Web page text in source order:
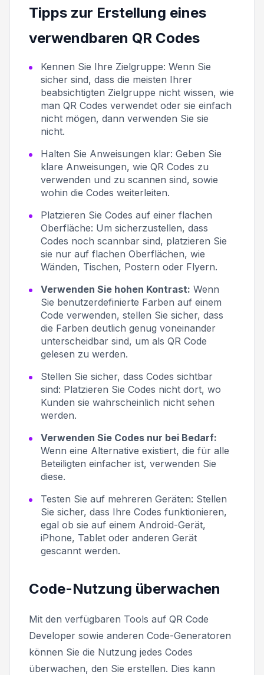
Tipps zur Erstellung eines
verwendbaren QR Codes
Kennen Sie Ihre Zielgruppe: Wenn Sie
sicher sind, dass die meisten Ihrer
beabsichtigten Zielgruppe nicht wissen, wie
man QR Codes verwendet oder sie einfach
nicht mögen, dann verwenden Sie sie
nicht.
Halten Sie Anweisungen klar: Geben Sie
klare Anweisungen, wie QR Codes zu
verwenden und zu scannen sind, sowie
wohin die Codes weiterleiten.
Platzieren Sie Codes auf einer flachen
Oberfläche: Um sicherzustellen, dass
Codes noch scannbar sind, platzieren Sie
sie nur auf flachen Oberflächen, wie
Wänden, Tischen, Postern oder Flyern.
Verwenden Sie hohen Kontrast: Wenn
Sie benutzerdefinierte Farben auf einem
Code verwenden, stellen Sie sicher, dass
die Farben deutlich genug voneinander
unterscheidbar sind, um als QR Code
gelesen zu werden.
Stellen Sie sicher, dass Codes sichtbar
sind: Platzieren Sie Codes nicht dort, wo
Kunden sie wahrscheinlich nicht sehen
werden.
Verwenden Sie Codes nur bei Bedarf:
Wenn eine Alternative existiert, die für alle
Beteiligten einfacher ist, verwenden Sie
diese.
Testen Sie auf mehreren Geräten: Stellen
Sie sicher, dass Ihre Codes funktionieren,
egal ob sie auf einem Android-Gerät,
iPhone, Tablet oder anderen Gerät
gescannt werden.
Code-Nutzung überwachen
Mit den verfügbaren Tools auf QR Code
Developer sowie anderen Code-Generatoren
können Sie die Nutzung jedes Codes
überwachen, den Sie erstellen. Dies kann